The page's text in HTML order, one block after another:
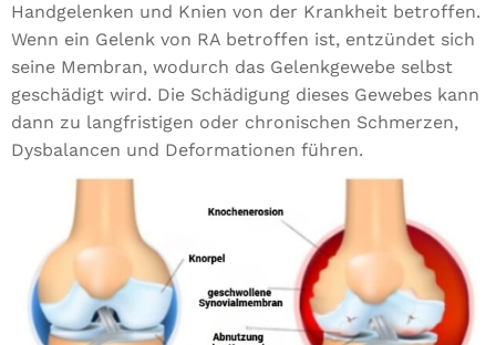
Handgelenken und Knien von der Krankheit betroffen.
Wenn ein Gelenk von RA betroffen ist, entzündet sich
seine Membran, wodurch das Gelenkgewebe selbst
geschädigt wird. Die Schädigung dieses Gewebes kann
dann zu langfristigen oder chronischen Schmerzen,
Dysbalancen und Deformationen führen.